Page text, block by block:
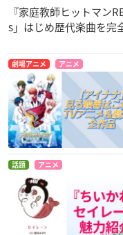
『家庭教師ヒットマン
s」はじめ歴代楽曲を完
劇場アニメ アニメ
話題 アニメ